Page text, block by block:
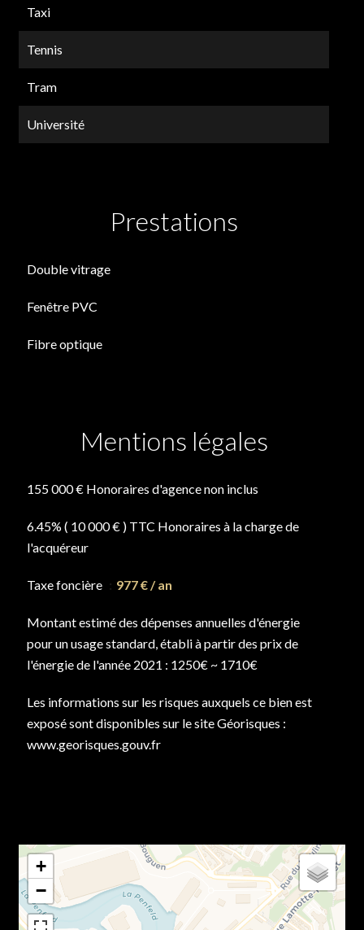
Taxi
Tennis
Tram
Université
Prestations
Double vitrage
Fenêtre PVC
Fibre optique
Mentions légales
155 000 € Honoraires d'agence non inclus
6.45% ( 10 000 € ) TTC Honoraires à la charge de
l'acquéreur
Taxe foncière 977 € / an
Montant estimé des dépenses annuelles d'énergie
pour un usage standard, établi à partir des prix de
l'énergie de l'année 2021 : 1250€ ~ 1710€
Les informations sur les risques auxquels ce bien est
exposé sont disponibles sur le site Géorisques :
www.georisques.gouv.fr
+
−